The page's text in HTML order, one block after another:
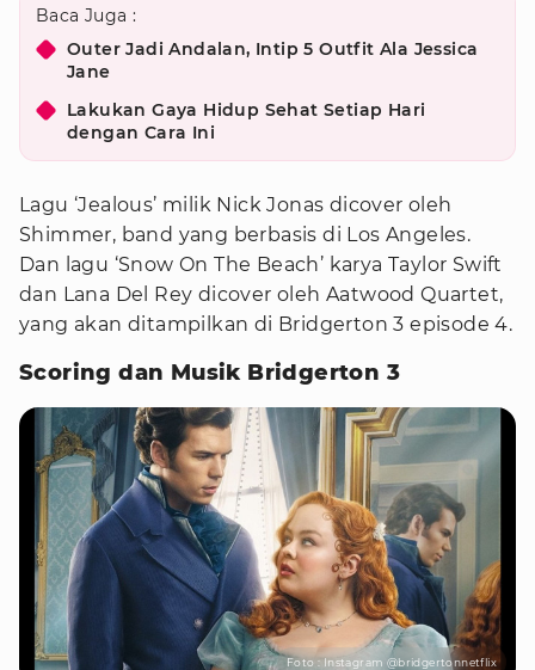
Baca Juga :
Outer Jadi Andalan, Intip 5 Outfit Ala Jessica
Jane
Lakukan Gaya Hidup Sehat Setiap Hari
dengan Cara Ini
Lagu ‘Jealous’ milik Nick Jonas dicover oleh
Shimmer, band yang berbasis di Los Angeles.
Dan lagu ‘Snow On The Beach’ karya Taylor Swift
dan Lana Del Rey dicover oleh Aatwood Quartet,
yang akan ditampilkan di Bridgerton 3 episode 4.
Scoring dan Musik Bridgerton 3
Foto : Instagram @bridgertonnetflix